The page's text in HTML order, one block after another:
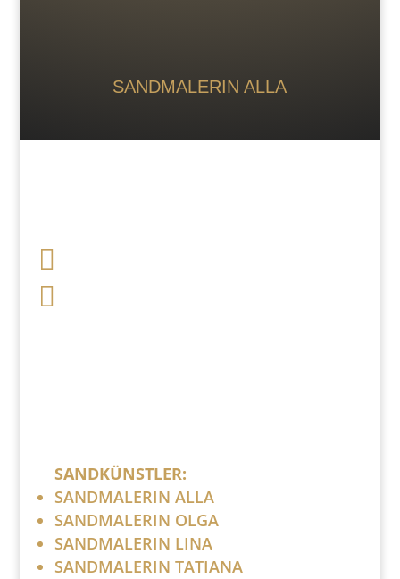
SANDMALERIN ALLA


SANDKÜNSTLER:
SANDMALERIN ALLA
SANDMALERIN OLGA
SANDMALERIN LINA
SANDMALERIN TATIANA